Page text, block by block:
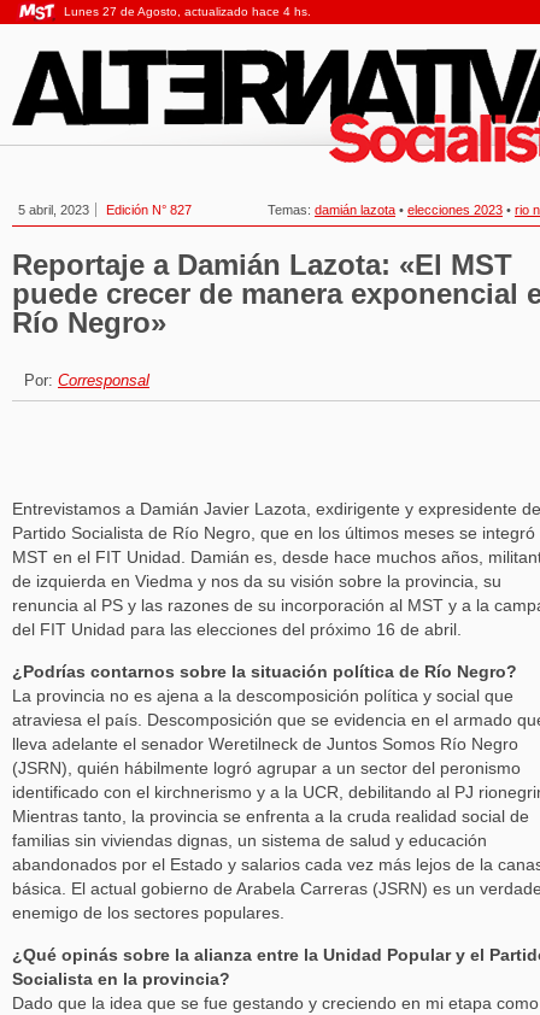
Lunes 27 de Agosto, actualizado hace 4 hs.
5 abril, 2023 Edición N° 827 Temas: damián lazota • elecciones 2023 • rio
Reportaje a Damián Lazota: «El MST
puede crecer de manera exponencial
Río Negro»
Por: Corresponsal
Entrevistamos a Damián Javier Lazota, exdirigente y expresidente
Partido Socialista de Río Negro, que en los últimos meses se integró
MST en el FIT Unidad. Damián es, desde hace muchos años,
de izquierda en Viedma y nos da su visión sobre la provincia, su
renuncia al PS y las razones de su incorporación al MST y a la
del FIT Unidad para las elecciones del próximo 16 de abril.
¿Podrías contarnos sobre la situación política de Río Negro?
La provincia no es ajena a la descomposición política y social que
atraviesa el país. Descomposición que se evidencia en el armado
lleva adelante el senador Weretilneck de Juntos Somos Río Negro
(JSRN), quién hábilmente logró agrupar a un sector del peronismo
identificado con el kirchnerismo y a la UCR, debilitando al PJ
Mientras tanto, la provincia se enfrenta a la cruda realidad social de
familias sin viviendas dignas, un sistema de salud y educación
abandonados por el Estado y salarios cada vez más lejos de la
básica. El actual gobierno de Arabela Carreras (JSRN) es un
enemigo de los sectores populares.
¿Qué opinás sobre la alianza entre la Unidad Popular y el
Socialista en la provincia?
Dado que la idea que se fue gestando y creciendo en mi etapa como